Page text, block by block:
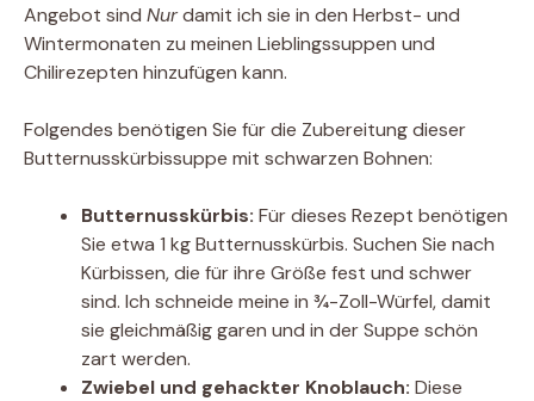
Angebot sind Nurdamit ich sie in den Herbst- und
Wintermonaten zu meinen Lieblingssuppen und
Chilirezepten hinzufügen kann.
Folgendes benötigen Sie für die Zubereitung dieser
Butternusskürbissuppe mit schwarzen Bohnen:
Butternusskürbis: Für dieses Rezept benötigen
Sie etwa 1 kg Butternusskürbis. Suchen Sie nach
Kürbissen, die für ihre Größe fest und schwer
sind. Ich schneide meine in ¾-Zoll-Würfel, damit
sie gleichmäßig garen und in der Suppe schön
zart werden.
Zwiebel und gehackter Knoblauch: Diese